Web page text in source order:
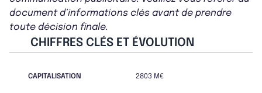
document d’informations clés avant de prendre
toute décision finale.
CHIFFRES CLÉS ET ÉVOLUTION
CAPITALISATION 2803 M€